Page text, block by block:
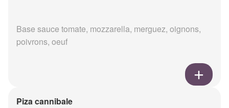
Base sauce tomate, mozzarella, merguez, oignons,
poivrons, oeuf
Piza cannibale